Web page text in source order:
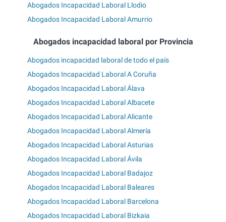
Abogados Incapacidad Laboral Llodio
Abogados Incapacidad Laboral Amurrio
Abogados incapacidad laboral por Provincia
Abogados incapacidad laboral de todo el país
Abogados Incapacidad Laboral A Coruña
Abogados Incapacidad Laboral Álava
Abogados Incapacidad Laboral Albacete
Abogados Incapacidad Laboral Alicante
Abogados Incapacidad Laboral Almería
Abogados Incapacidad Laboral Asturias
Abogados Incapacidad Laboral Ávila
Abogados Incapacidad Laboral Badajoz
Abogados Incapacidad Laboral Baleares
Abogados Incapacidad Laboral Barcelona
Abogados Incapacidad Laboral Bizkaia